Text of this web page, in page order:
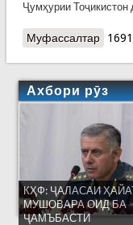
Ҷумҳурии
Муфассалтаро Се
Ахбори рӯз
КҲФ: ҶАЛАСАИ
МУШОВАРА ОИД БА
ҶАМЪБАСТИ